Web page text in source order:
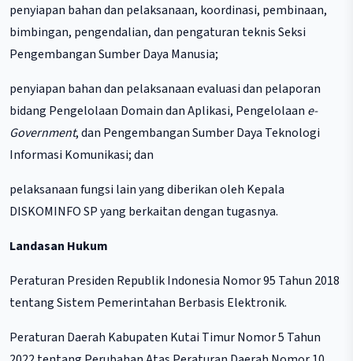
penyiapan bahan dan pelaksanaan, koordinasi, pembinaan,
bimbingan, pengendalian, dan pengaturan teknis Seksi
Pengembangan Sumber Daya Manusia;
penyiapan bahan dan pelaksanaan evaluasi dan pelaporan
bidang Pengelolaan Domain dan Aplikasi, Pengelolaan e-
Government, dan Pengembangan Sumber Daya Teknologi
Informasi Komunikasi; dan
pelaksanaan fungsi lain yang diberikan oleh Kepala
DISKOMINFO SP yang berkaitan dengan tugasnya.
Landasan Hukum
Peraturan Presiden Republik Indonesia Nomor 95 Tahun 2018
tentang Sistem Pemerintahan Berbasis Elektronik.
Peraturan Daerah Kabupaten Kutai Timur Nomor 5 Tahun